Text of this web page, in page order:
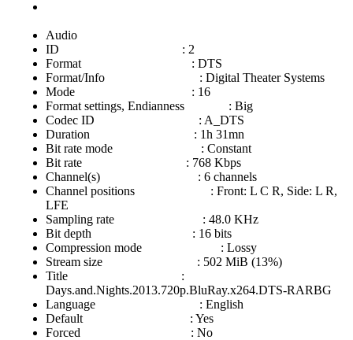
Audio
ID : 2
Format : DTS
Format/Info : Digital Theater Systems
Mode : 16
Format settings, Endianness : Big
Codec ID : A_DTS
Duration : 1h 31mn
Bit rate mode : Constant
Bit rate : 768 Kbps
Channel(s) : 6 channels
Channel positions : Front: L C R, Side: L R,
LFE
Sampling rate : 48.0 KHz
Bit depth : 16 bits
Compression mode : Lossy
Stream size : 502 MiB (13%)
Title :
Days.and.Nights.2013.720p.BluRay.x264.DTS-RARBG
Language : English
Default : Yes
Forced : No